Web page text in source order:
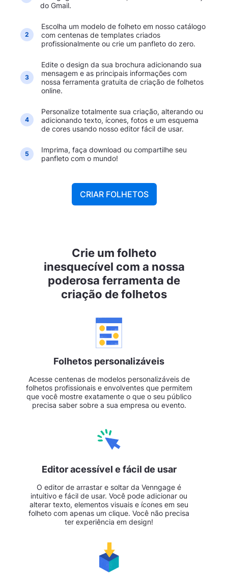
do Gmail.
2
Escolha um modelo de folheto em nosso catálogo
com centenas de templates criados
profissionalmente ou crie um panfleto do zero.
3
Edite o design da sua brochura adicionando sua
mensagem e as principais informações com
nossa ferramenta gratuita de criação de folhetos
online.
4
Personalize totalmente sua criação, alterando ou
adicionando texto, ícones, fotos e um esquema
de cores usando nosso editor fácil de usar.
5
Imprima, faça download ou compartilhe seu
panfleto com o mundo!
CRIAR FOLHETOS
Crie um folheto
inesquecível com a nossa
poderosa ferramenta de
criação de folhetos
Folhetos personalizáveis
Acesse centenas de modelos personalizáveis de
folhetos profissionais e envolventes que permitem
que você mostre exatamente o que o seu público
precisa saber sobre a sua empresa ou evento.
Editor acessível e fácil de usar
O editor de arrastar e soltar da Venngage é
intuitivo e fácil de usar. Você pode adicionar ou
alterar texto, elementos visuais e ícones em seu
folheto com apenas um clique. Você não precisa
ter experiência em design!